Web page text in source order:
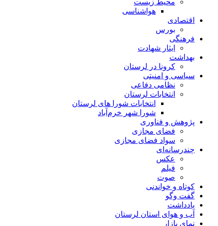
محیط زیست
هواشناسی
اقتصادی
بورس
فرهنگی
ایثار شهادت
بهداشت
کرونا در لرستان
سیاسی و امنیتی
نظامی دفاعی
انتخابات لرستان
انتخابات شورا های لرستان
شورا شهر خرم‌آباد
پژوهش و فناوری
فضای مجازی
سواد فضای مجازی
چندرسانه‌ای
عكس
فیلم
صوت
کوتاه و خواندنی
گفت وگو
یادداشت
آب و هوای استان لرستان
نمای بازار